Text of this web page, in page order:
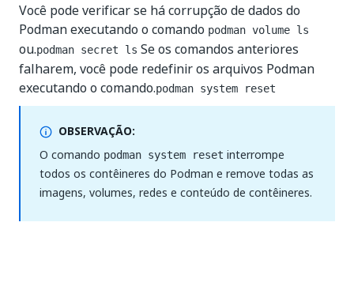
Você pode verificar se há corrupção de dados do
Podman executando o comando podman volume ls
ou.podman secret ls Se os comandos anteriores
falharem, você pode redefinir os arquivos Podman
executando o comando.podman system reset
OBSERVAÇÃO:
O comando podman system reset interrompe
todos os contêineres do Podman e remove todas as
imagens, volumes, redes e conteúdo de contêineres.